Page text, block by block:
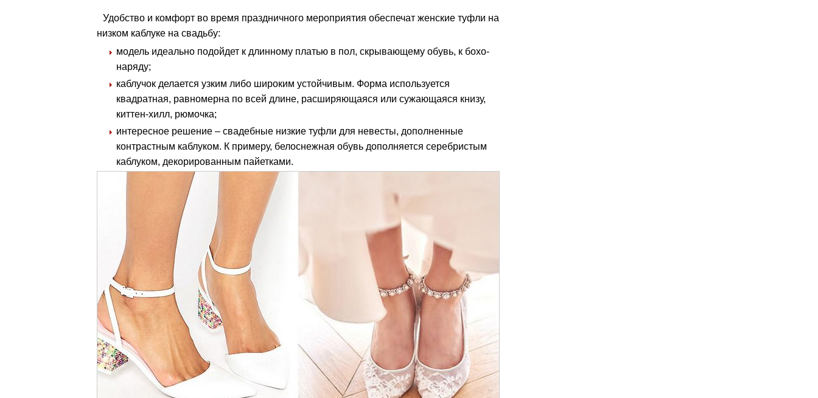
Удобство и комфорт во время праздничного мероприятия обеспечат женские туфли на
низком каблуке на свадьбу:
модель идеально подойдет к длинному платью в пол, скрывающему обувь, к бохо-
наряду;
каблучок делается узким либо широким устойчивым. Форма используется
квадратная, равномерна по всей длине, расширяющаяся или сужающаяся книзу,
киттен-хилл, рюмочка;
интересное решение – свадебные низкие туфли для невесты, дополненные
контрастным каблуком. К примеру, белоснежная обувь дополняется серебристым
каблуком, декорированным пайетками.